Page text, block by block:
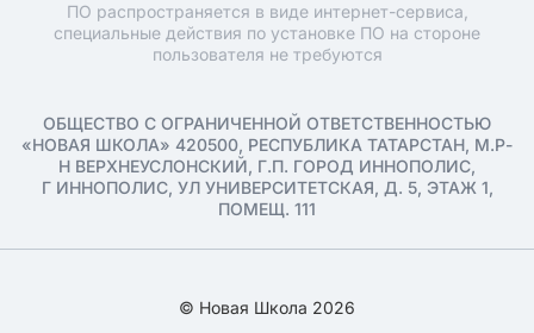
ПО распространяется в виде интернет-сервиса,
специальные действия по установке ПО на стороне
пользователя не требуются
ОБЩЕСТВО С ОГРАНИЧЕННОЙ ОТВЕТСТВЕННОСТЬЮ
«НОВАЯ ШКОЛА» 420500, РЕСПУБЛИКА ТАТАРСТАН, М.Р-
Н ВЕРХНЕУСЛОНСКИЙ, Г.П. ГОРОД ИННОПОЛИС,
Г ИННОПОЛИС, УЛ УНИВЕРСИТЕТСКАЯ, Д. 5, ЭТАЖ 1,
ПОМЕЩ. 111
© Новая Школа 2026